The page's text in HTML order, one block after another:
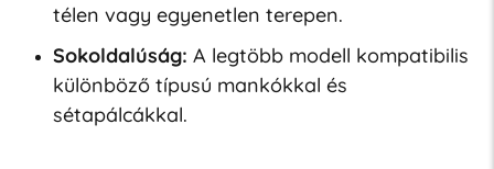
télen vagy egyenetlen terepen.
Sokoldalúság: A legtöbb modell kompatibilis
különböző típusú mankókkal és
sétapálcákkal.